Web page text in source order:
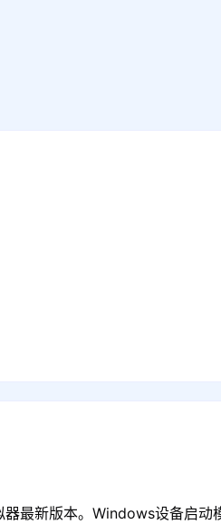
最新版本。Windows设备启动